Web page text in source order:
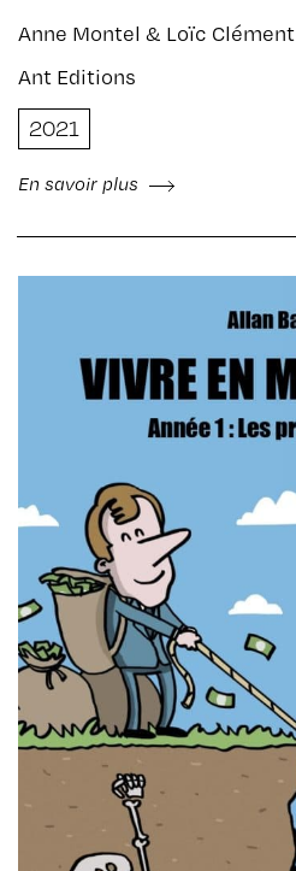
Anne Montel & Loïc Clément
Ant Editions
2021
En savoir plus